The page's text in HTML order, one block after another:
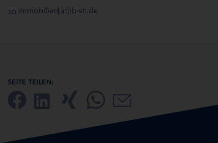
immobilien[at]ib-sh.de
SEITE TEILEN: